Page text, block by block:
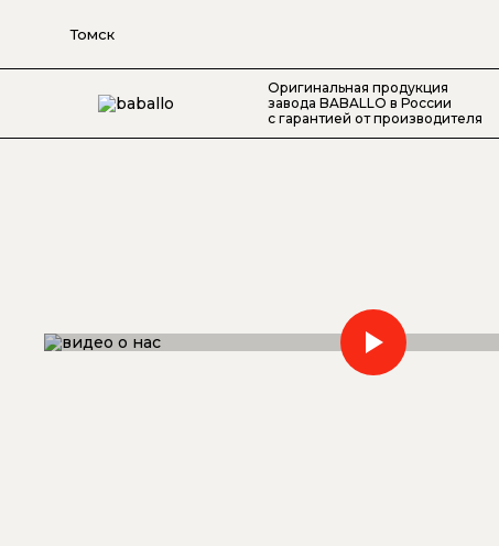
Томск
Оригинальная продукция
завода BABALLO в России
с гарантией от производителя